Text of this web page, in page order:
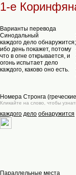
1-е
Варианты перевода
Синодальный
каждого дело обнаружится;
ибо день покажет, потому
что в огне открывается, и
огонь испытает дело
каждого, каково оно есть.
Номера Стронга
Кликайте на слово, чтобы
каждого дело обнаружится
Параллельные места